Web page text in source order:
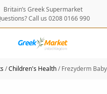
Britain’s Greek Supermarket
Call us 0208 0166 990
/Children's Health/Frezyderm